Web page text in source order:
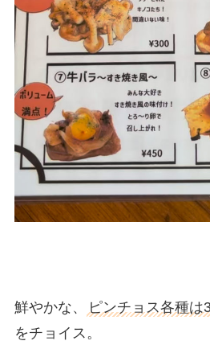
鮮やかな、 ピンチョス各種は
をチョイス。